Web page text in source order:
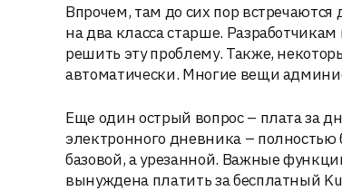
Впрочем, там до сих пор
на два класса старше.
решить эту проблему. Также,
автоматически. Многие вещи
Еще один острый вопрос – плата за
электронного дневника – полностью
базовой, а урезанной. Важные
вынуждена платить за бесплатный